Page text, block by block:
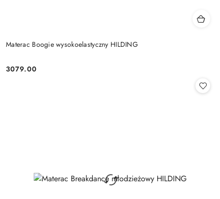
Materac Boogie wysokoelastyczny HILDING
Cena:
3079.00